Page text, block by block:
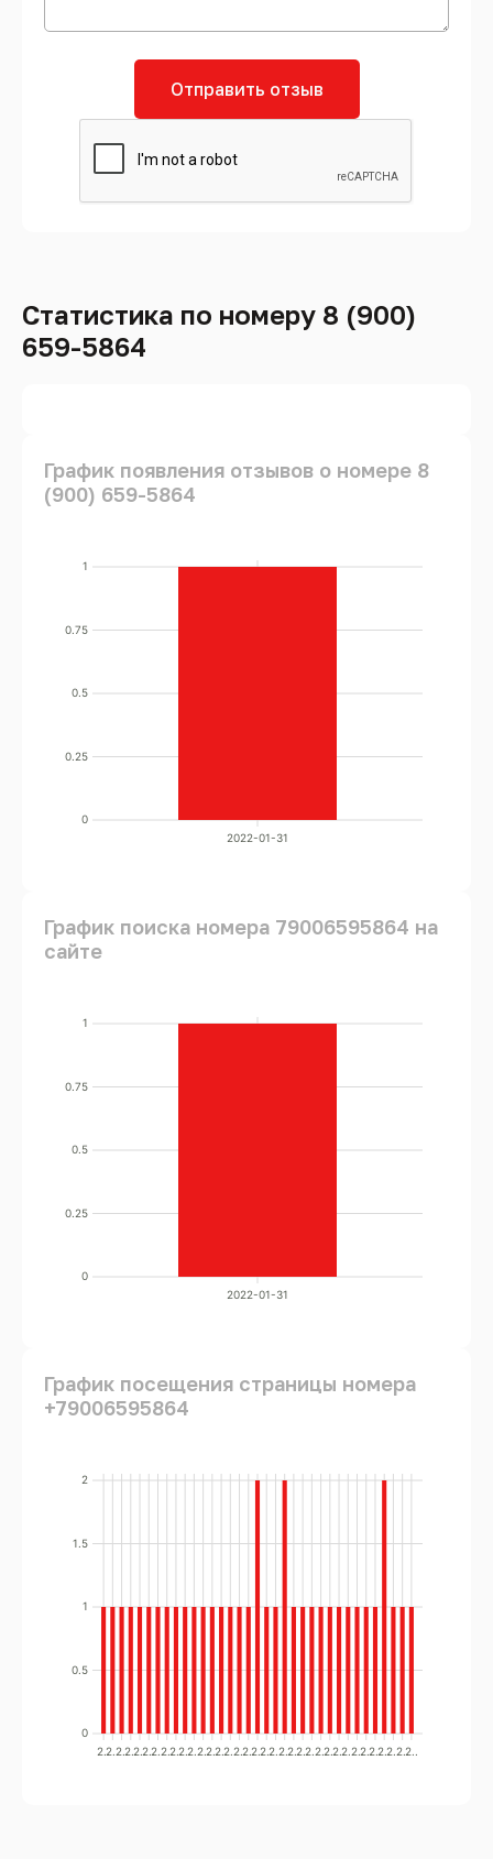
Отправить отзыв
Статистика по номеру 8 (900)
659-5864
График появления отзывов о номере 8
(900) 659-5864
0
0.25
0.5
0.75
1
2022-01-31
График поиска номера 79006595864 на
сайте
0
0.25
0.5
0.75
1
2022-01-31
График посещения страницы номера
+79006595864
0
0.5
1
1.5
2
2..2..2..2..2..2..2..2..2..2..2..2..2..2..2..2..2..2..2..2..2..2..2..2..2..2..2..2..2..2..2..2..2..2..2..